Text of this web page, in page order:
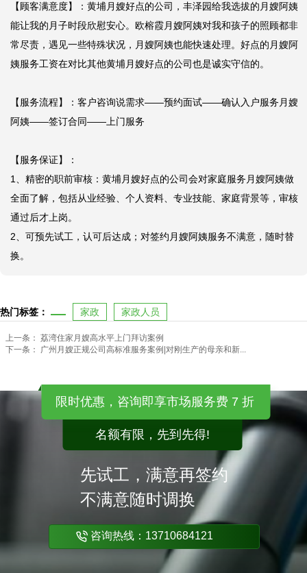
【顾客满意度】：黄埔月嫂好点的公司，丰泽园给我选拔的月嫂阿姨
能让我的月子时段欣慰安心。欧榕霞月嫂阿姨对我和孩子的照顾都非
常尽责，遇见一些特殊状况，月嫂阿姨也能快速处理。好点的月嫂阿
姨服务工资在对比其他黄埔月嫂好点的公司也是诚实守信的。
【服务流程】：客户咨询说需求——预约面试——确认入户服务月嫂
阿姨——签订合同——上门服务
【服务保证】：
1、精密的职前审核：黄埔月嫂好点的公司会对家庭服务月嫂阿姨做
全面了解，包括从业经验、个人资料、专业技能、家庭背景等，审核
通过后才上岗。
2、可预先试工，认可后达成；对签约月嫂阿姨服务不满意，随时替
换。
热门标签： 家政 家政人员
上一条： 荔湾住家月嫂高水平上门拜访案例
下一条：
广州月嫂正规公司高标准服务案例|对刚生产的母亲和新...
限时优惠，咨询即享市场服务费 7 折
名额有限，先到先得!
先试工，满意再签约
不满意随时调换
咨询热线：13710684121